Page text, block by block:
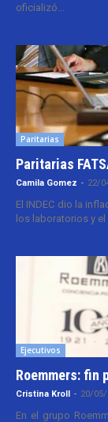
oficializó...
Paritarias
Paritarias
Camila Gomez - 22/
El INDEC dio la
los laboratorios y el
Ejecutivos
Roemmers: fin
Cristina Kroll - 20/05/
En el grupo